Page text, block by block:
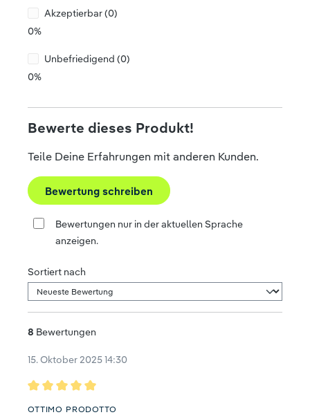
Akzeptierbar (0)
0%
Unbefriedigend (0)
0%
Bewerte dieses Produkt!
Teile Deine Erfahrungen mit anderen Kunden.
Bewertung schreiben
Bewertungen nur in der aktuellen Sprache
anzeigen.
Sortiert nach
8 Bewertungen
15. Oktober 2025 14:30
Bewertung mit 5 von 5 Sternen
OTTIMO PRODOTTO